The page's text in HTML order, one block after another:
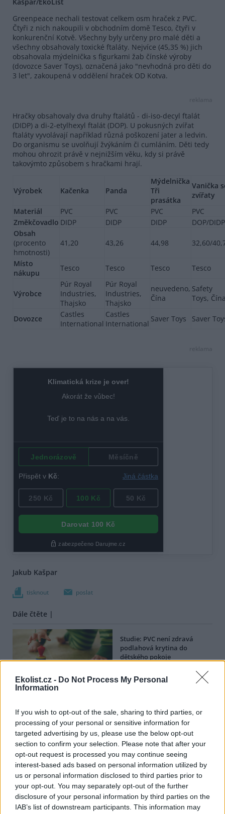
Ekolist.cz - Do Not Process My Personal
Information
If you wish to opt-out of the sale, sharing to third parties, or
processing of your personal or sensitive information for
targeted advertising by us, please use the below opt-out
section to confirm your selection. Please note that after your
opt-out request is processed you may continue seeing
interest-based ads based on personal information utilized by
us or personal information disclosed to third parties prior to
your opt-out. You may separately opt-out of the further
disclosure of your personal information by third parties on the
IAB’s list of downstream participants. This information may
Greenpeace nechali testovat celkem osm hraček z PVC.
Čtyři z nich nakoupili v obchodním domě Tesco, čtyři v
konkurenční Kotvě. Všechny byly určeny pro malé děti a
všechny obsahovaly toxické ftaláty. Nejvíce (45,35 %) jich
obsahovala mýdelnička s figurkami žab čínské výroby
(dovozce Saver Toys), označená jako "nevhodná pro děti do
3 let", zakoupená v oddělení hraček OD Kotva.
reklama
Hračky obsahovaly dva druhy ftalátů - di-iso-decyl ftalát
(DIDP) a di-2-etylhexyl ftalát (DOP). U pokusných zvířat
ftaláty vyvolávají například různá poškození jater a ledvin.
Do organismu se uvolňují žvýkáním či cumláním. Děti tedy
mohou ohrozit právě v nejnižším věku, kdy si právě
takovýmto způsobem s hračkami hrají.
Výrobek Kačenka Panda
Mýdelnička
Tři
prasátka
Vanička
zvířaty
Materiál
PVC PVC PVC
PVC
Změkčovadlo DIDP DIDP DIDP
DOP/DIDP
Obsah
(procento
hmotnosti)
41,20 43,26 44,98 32,60/
Místo
nákupu
Tesco Tesco Tesco Tesco
Výrobce
Púr Royal
Industries,
Thajsko
Púr Royal
Industries,
Thajsko
neuvedeno,
Čína
Safety
Toys,
Dovozce
Castles
International
Castles
International
Saver Toys Saver
reklama
Jakub Kašpar
tisknout poslat
Dále čtěte |
Studie: PVC není zdravá
podlahová krytina do
dětského pokoje
reklama
Online diskuse
Redakce Ekolistu vítá čtenářské názory, komentáře a postřehy. Tím,
že zde publikujete svůj příspěvek, se ale zároveň zavazujete
dodržovat pravidla diskuse. V případě porušení si redakce
vyhrazuje právo smazat diskusní příspěvěk
DO DISKUZE SE MŮŽETE ZAPOJIT PO PŘIHLÁŠENÍ
Uživatelský e-mail
Heslo